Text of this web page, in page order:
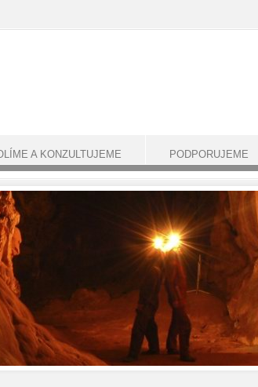
A KONZULTUJEME PODPORUJEME